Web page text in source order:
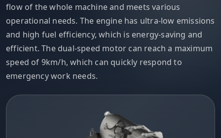
flow of the whole machine and meets various
operational needs. The engine has ultra-low emissions
and high fuel efficiency, which is energy-saving and
efficient. The dual-speed motor can reach a maximum
speed of 9km/h, which can quickly respond to
emergency work needs.